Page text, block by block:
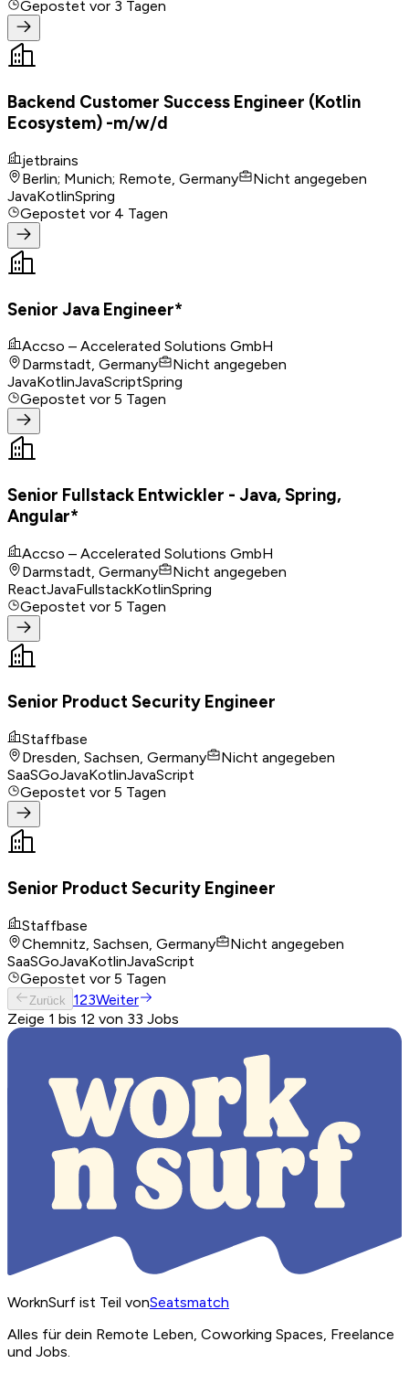
Gepostet vor 3 Tagen
Backend Customer Success Engineer (Kotlin
Ecosystem) -m/w/d
jetbrains
Berlin; Munich; Remote, Germany
Nicht angegeben
JavaKotlinSpring
Gepostet vor 4 Tagen
Senior Java Engineer*
Accso – Accelerated Solutions GmbH
Darmstadt, Germany
Nicht angegeben
JavaKotlinJavaScriptSpring
Gepostet vor 5 Tagen
Senior Fullstack Entwickler - Java, Spring,
Angular*
Accso – Accelerated Solutions GmbH
Darmstadt, Germany
Nicht angegeben
ReactJavaFullstackKotlinSpring
Gepostet vor 5 Tagen
Senior Product Security Engineer
Staffbase
Dresden, Sachsen, Germany
Nicht angegeben
SaaSGoJavaKotlinJavaScript
Gepostet vor 5 Tagen
Senior Product Security Engineer
Staffbase
Chemnitz, Sachsen, Germany
Nicht angegeben
SaaSGoJavaKotlinJavaScript
Gepostet vor 5 Tagen
Zurück 123Weiter
Zeige 1 bis 12 von 33 Jobs
WorknSurf ist Teil vonSeatsmatch
Alles für dein Remote Leben, Coworking Spaces, Freelance
und Jobs.